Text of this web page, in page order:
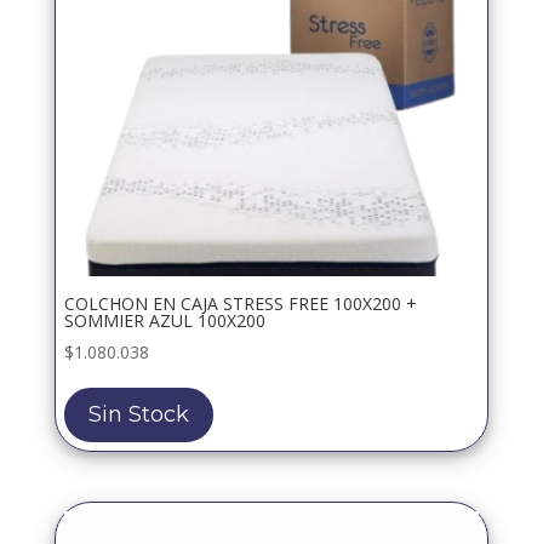
COLCHON EN CAJA STRESS FREE 100X200 +
SOMMIER AZUL 100X200
$1.080.038
Sin Stock